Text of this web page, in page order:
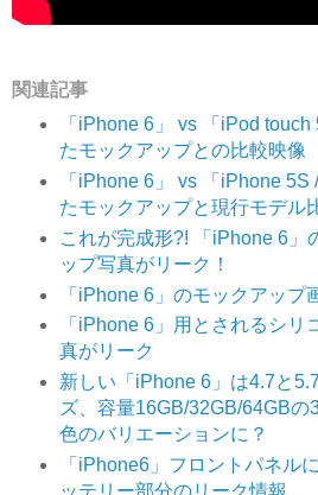
関連記事
「iPhone 6」 vs 「iPod
たモックアップとの比較映像
「iPhone 6」 vs 「iPhone
たモックアップと現行モデル
これが完成形?! 「iPhone 6」
ップ写真がリーク！
「iPhone 6」のモックアップ
「iPhone 6」用とされるシリ
真がリーク
新しい「iPhone 6」は4.7と
ズ、容量16GB/32GB/64GBの
色のバリエーションに？
「iPhone6」フロントパネル